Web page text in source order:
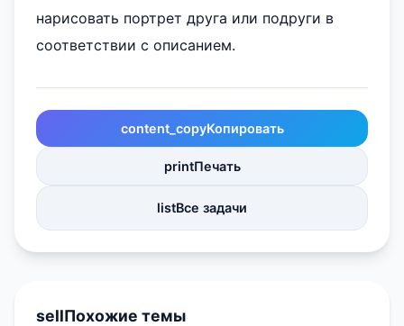
нарисовать портрет друга или подруги в
соответствии с описанием.
content_copyКопировать
printПечать
listВсе задачи
sellПохожие темы